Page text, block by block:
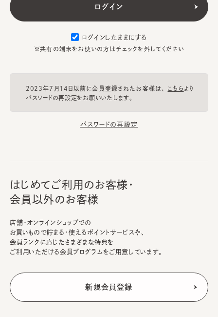
ログインしたままにする
※共有の端末をお使いの方はチェックを外してください
2023年7月14日以前に会員登録されたお客様は、 こちらより
パスワードの再設定をお願いいたします。
パスワードの再設定
はじめてご利用のお客様・
会員以外のお客様
店舗・オンラインショップでの
お買いもので貯まる・使えるポイントサービスや、
会員ランクに応じたさまざまな特典を
ご利用いただける会員プログラムをご用意しています。